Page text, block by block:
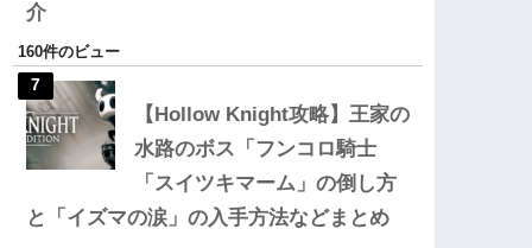
介
160件のビュー
【Hollow Knight攻略】王家の
水路のボス「フンコロ騎士
「スイツキマーム」の倒し方
と「イズマの涙」の入手方法などまとめ